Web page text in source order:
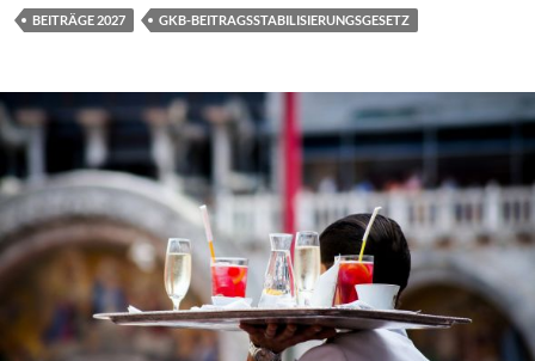
BEITRÄGE 2027 GKB-BEITRAGSSTABILISIERUNGSGESETZ